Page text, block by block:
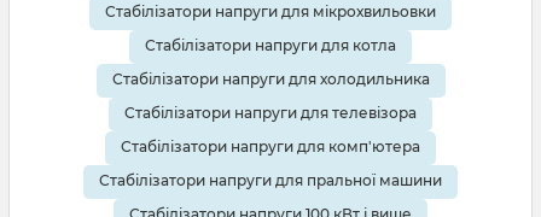
Стабілізатори напруги для мікрохвильовки
Стабілізатори напруги для котла
Стабілізатори напруги для холодильника
Стабілізатори напруги для телевізора
Стабілізатори напруги для комп'ютера
Стабілізатори напруги для пральної машини